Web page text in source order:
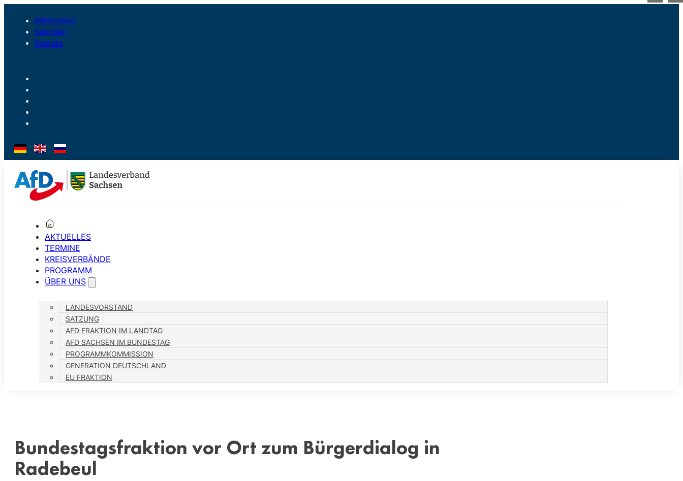
Mitmachen
Spenden
Kontakt
AKTUELLES
TERMINE
KREISVERBÄNDE
PROGRAMM
ÜBER UNS
LANDESVORSTAND
SATZUNG
AFD FRAKTION IM LANDTAG
AFD SACHSEN IM BUNDESTAG
PROGRAMMKOMMISSION
GENERATION DEUTSCHLAND
EU FRAKTION
Bundestagsfraktion vor Ort zum Bürgerdialog in
Radebeul